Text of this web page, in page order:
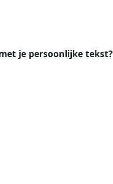
je persoonlijke tekst?